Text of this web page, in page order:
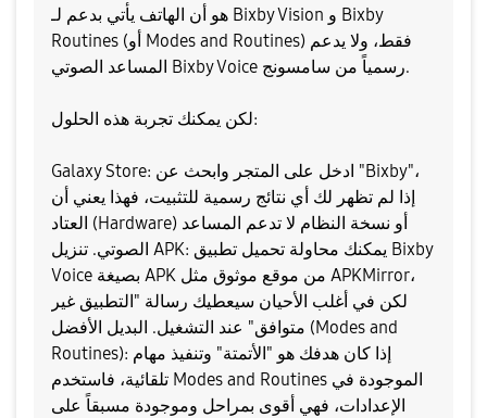
هو أن الهاتف يأتي بدعم لـ Bixby Vision و Bixby
Routines (أو Modes and Routines) فقط، ولا يدعم
المساعد الصوتي Bixby Voice رسمياً من سامسونج.
​لكن يمكنك تجربة هذه الحلول:
​Galaxy Store: ادخل على المتجر وابحث عن "Bixby"،
إذا لم تظهر لك أي نتائج رسمية للتثبيت، فهذا يعني أن
العتاد (Hardware) أو نسخة النظام لا تدعم المساعد
الصوتي. ​تنزيل APK: يمكنك محاولة تحميل تطبيق Bixby
Voice بصيغة APK من موقع موثوق مثل APKMirror،
لكن في أغلب الأحيان سيعطيك رسالة "التطبيق غير
متوافق" عند التشغيل. ​البديل الأفضل (Modes and
Routines): إذا كان هدفك هو "الأتمتة" وتنفيذ مهام
تلقائية، فاستخدم Modes and Routines الموجودة في
الإعدادات، فهي أقوى بمراحل وموجودة مسبقاً على